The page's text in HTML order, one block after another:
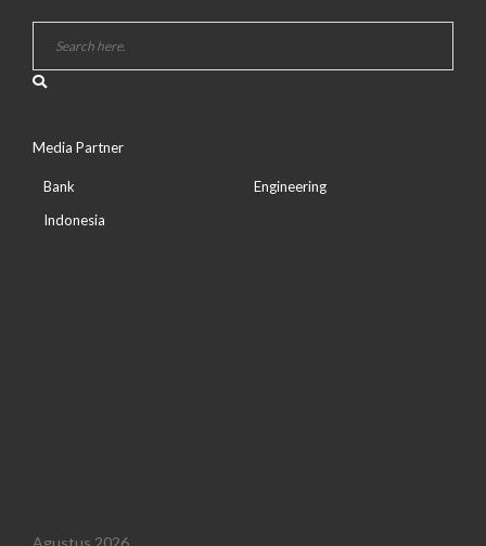
Media Partner
Bank
Indonesia
Engineering
Agustus 2026